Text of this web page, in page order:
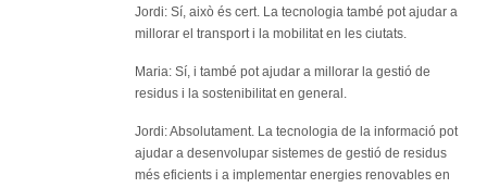
Jordi: Sí, això és cert. La tecnologia també pot ajudar a
millorar el transport i la mobilitat en les ciutats.
Maria: Sí, i també pot ajudar a millorar la gestió de
residus i la sostenibilitat en general.
Jordi: Absolutament. La tecnologia de la informació pot
ajudar a desenvolupar sistemes de gestió de residus
més eficients i a implementar energies renovables en